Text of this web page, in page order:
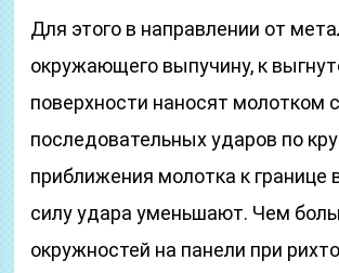
Для этого в направлении от
окружающего выпучину, к
поверхности наносят молотком
последовательных ударов по
приближения молотка к границе
силу удара уменьшают. Чем
окружностей на панели при